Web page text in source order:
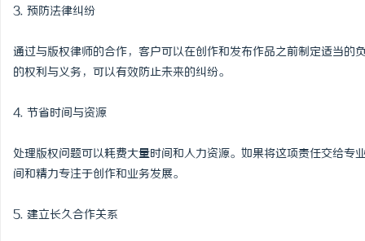
3. 预防法律纠纷
通过与版权律师的合作，客户可以在创作和发布作品之前制定适当
的权利与义务，可以有效防止未来的纠纷。
4. 节省时间与资源
处理版权问题可以耗费大量时间和人力资源。如果将这项责任交给
间和精力专注于创作和业务发展。
5. 建立长久合作关系